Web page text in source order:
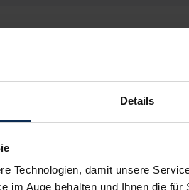
Details
Technologien, damit unsere
im Auge behalten und Ihnen die